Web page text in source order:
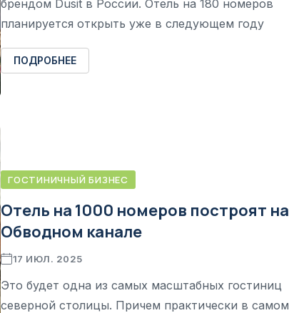
брендом Dusit в России. Отель на 180 номеров
планируется открыть уже в следующем году
ПОДРОБНЕЕ
ГОСТИНИЧНЫЙ БИЗНЕС
Отель на 1000 номеров построят на
Обводном канале
17 ИЮЛ. 2025
Это будет одна из самых масштабных гостиниц
северной столицы. Причем практически в самом